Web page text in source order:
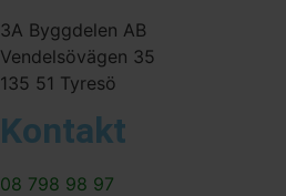
3A Byggdelen AB
Vendelsövägen 35
135 51 Tyresö
Kontakt
08 798 98 97